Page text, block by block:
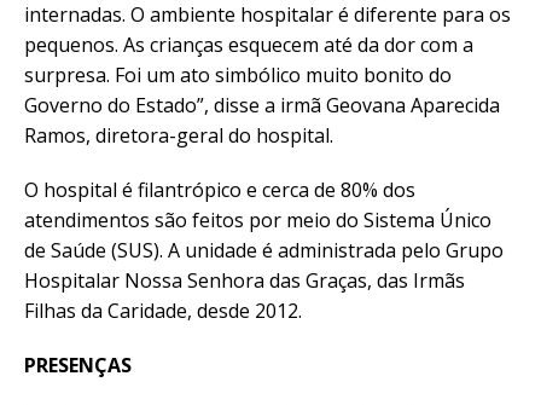
internadas. O ambiente hospitalar é diferente para os
pequenos. As crianças esquecem até da dor com a
surpresa. Foi um ato simbólico muito bonito do
Governo do Estado”, disse a irmã Geovana Aparecida
Ramos, diretora-geral do hospital.
O hospital é filantrópico e cerca de 80% dos
atendimentos são feitos por meio do Sistema Único
de Saúde (SUS). A unidade é administrada pelo Grupo
Hospitalar Nossa Senhora das Graças, das Irmãs
Filhas da Caridade, desde 2012.
PRESENÇAS